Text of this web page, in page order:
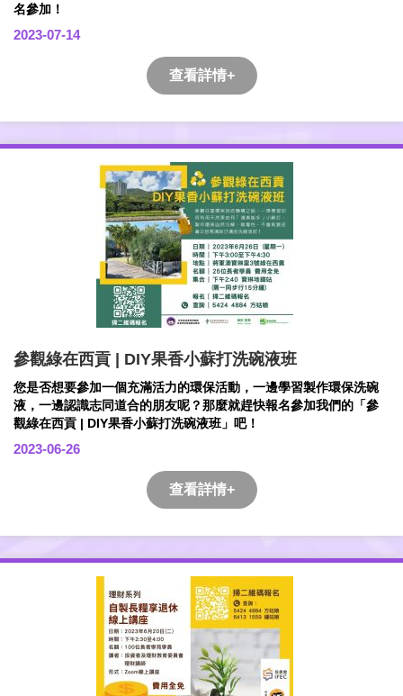
名參加！
2023-07-14
查看詳情+
參觀綠在西貢 | DIY果香小蘇打洗碗液班
您是否想要參加一個充滿活力的環保活動，一邊學習製作環保洗碗
液，一邊認識志同道合的朋友呢？那麼就趕快報名參加我們的「參
觀綠在西貢 | DIY果香小蘇打洗碗液班」吧！
2023-06-26
查看詳情+